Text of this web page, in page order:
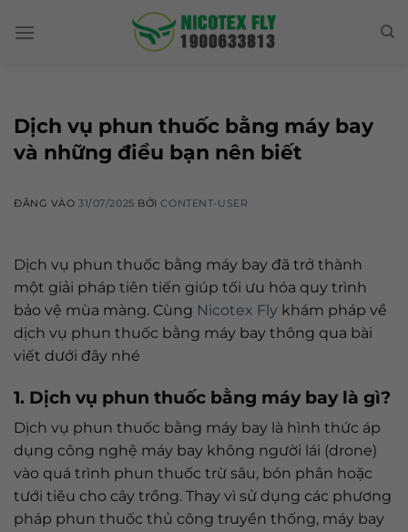
Dịch vụ phun thuốc bằng máy bay
và những điều bạn nên biết
ĐĂNG VÀO31/07/2025 BỞICONTENT-USER
Dịch vụ phun thuốc bằng máy bay đã trở thành
một giải pháp tiên tiến giúp tối ưu hóa quy trình
bảo vệ mùa màng. Cùng Nicotex Fly khám pháp về
dịch vụ phun thuốc bằng máy bay thông qua bài
viết dưới đây nhé
1. Dịch vụ phun thuốc bằng máy bay là gì?
Dịch vụ phun thuốc bằng máy bay là hình thức áp
dụng công nghệ máy bay không người lái (drone)
vào quá trình phun thuốc trừ sâu, bón phân hoặc
tưới tiêu cho cây trồng. Thay vì sử dụng các phương
pháp phun thuốc thủ công truyền thống, máy bay